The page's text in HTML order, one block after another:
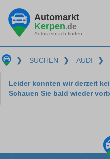
Automarkt
Kerpen.de
Autos einfach finden
❯ SUCHEN ❯ AUDI ❯
Leider konnten wir derzeit
Schauen Sie bald wieder